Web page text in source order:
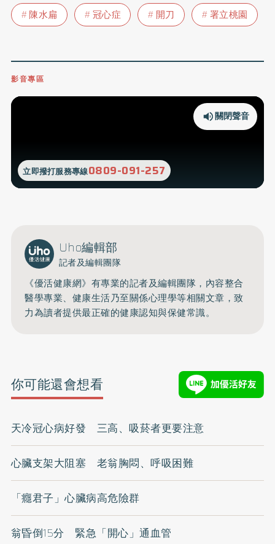
陳水扁 冠心症 開刀 署立桃園
影音專區
立即撥打服務專線0809-091-257
關閉聲音
Uho編輯部
記者及編輯團隊
《優活健康網》有專業的記者及編輯團隊，內容整合
醫學專業、健康生活乃至關係心理學等相關文章，致
力為讀者提供最正確的健康認知與保健常識。
你可能還會想看
天冷冠心病好發 三高、吸菸者更要注意
心臟支架大阻塞 老翁胸悶、呼吸困難
「癮君子」心臟病高危險群
翁昏倒15分 緊急「開心」通血管